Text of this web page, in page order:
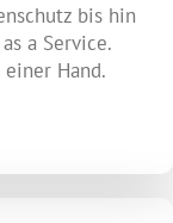
bis hin
a Service.
Hand.